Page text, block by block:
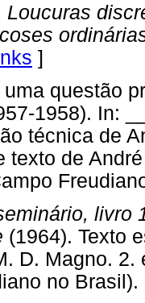
Loucuras
]
questão
1958). In:
técnica de
texto de
livro
(1964). Texto
D. Magno.
no